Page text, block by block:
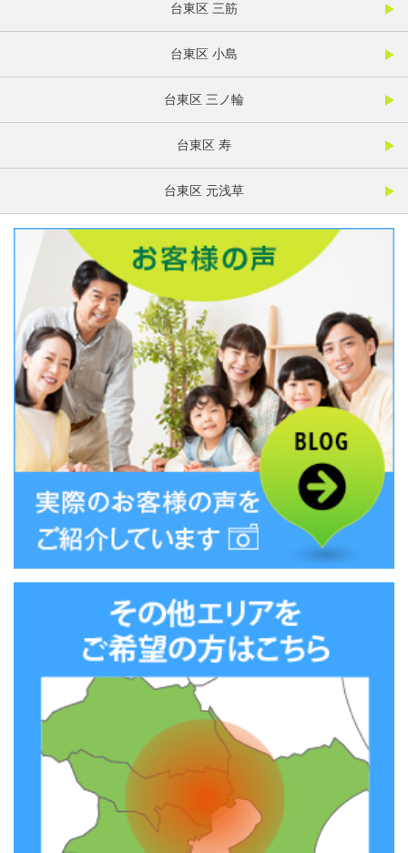
台東区 三筋
台東区 小島
台東区 三ノ輪
台東区 寿
台東区 元浅草